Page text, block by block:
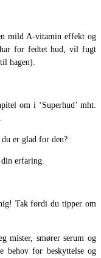
mild A-vitamin effekt og
for fedtet hud, vil fugt
hagen).
om i ‘Superhud’ mht.
er glad for den?
erfaring.
Tak fordi du tipper om
mister, smører serum og
behov for beskyttelse og